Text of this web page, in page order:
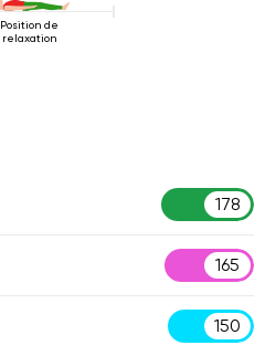
Position de
relaxation
178
165
150